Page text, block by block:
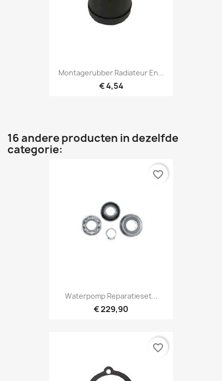
Montagerubber Radiateur En...
€ 4,54
16 andere producten in dezelfde
categorie:
Waterpomp Reparatieset...
€ 229,90
favorite_border
favorite_border